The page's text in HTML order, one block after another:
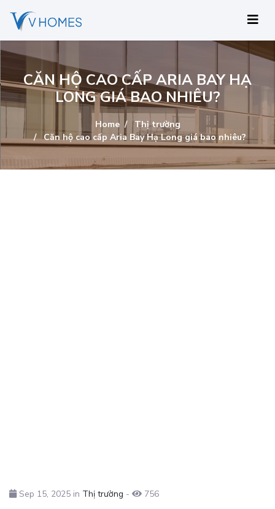
CĂN HỘ CAO CẤP ARIA BAY HẠ
LONG GIÁ BAO NHIÊU?
Home
Thị trường
Căn hộ cao cấp Aria Bay Hạ Long giá bao nhiêu?
Sep 15, 2025 in Thị trường - 756